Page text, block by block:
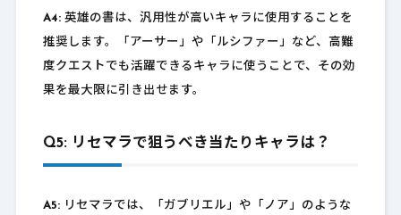
A4:英雄の書は、汎用性が高いキャラに使用することを
推奨します。「アーサー」や「ルシファー」など、高難
度クエストでも活躍できるキャラに使うことで、その効
果を最大限に引き出せます。
Q5: リセマラで狙うべき当たりキャラは？
A5:リセマラでは、「ガブリエル」や「ノア」のような